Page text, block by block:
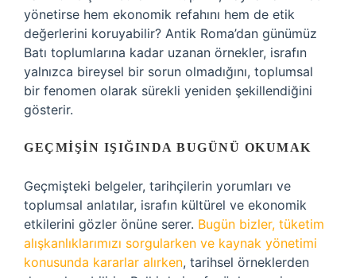
yönetirse hem ekonomik refahını hem de etik
değerlerini koruyabilir? Antik Roma’dan günümüz
Batı toplumlarına kadar uzanan örnekler, israfın
yalnızca bireysel bir sorun olmadığını, toplumsal
bir fenomen olarak sürekli yeniden şekillendiğini
gösterir.
GEÇMIŞIN IŞIĞINDA BUGÜNÜ OKUMAK
Geçmişteki belgeler, tarihçilerin yorumları ve
toplumsal anlatılar, israfın kültürel ve ekonomik
etkilerini gözler önüne serer. Bugün bizler, tüketim
alışkanlıklarımızı sorgularken ve kaynak yönetimi
konusunda kararlar alırken, tarihsel örneklerden